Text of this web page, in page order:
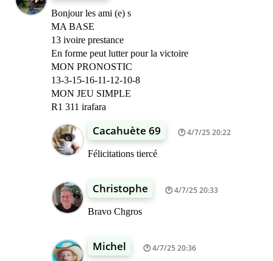
Bonjour les ami (e) s
MA BASE
13 ivoire prestance
En forme peut lutter pour la victoire
MON PRONOSTIC
13-3-15-16-11-12-10-8
MON JEU SIMPLE
R1 311 irafara
Cacahuète 69 4/7/25 20:22
Félicitations tiercé
Christophe 4/7/25 20:33
Bravo Chgros
Michel 4/7/25 20:36